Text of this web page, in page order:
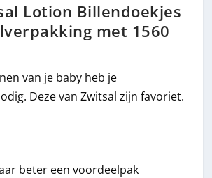
Lotion Billendoekjes
met 1560
van je baby heb je
Deze van Zwitsal zijn favoriet.
beter een voordeelpak